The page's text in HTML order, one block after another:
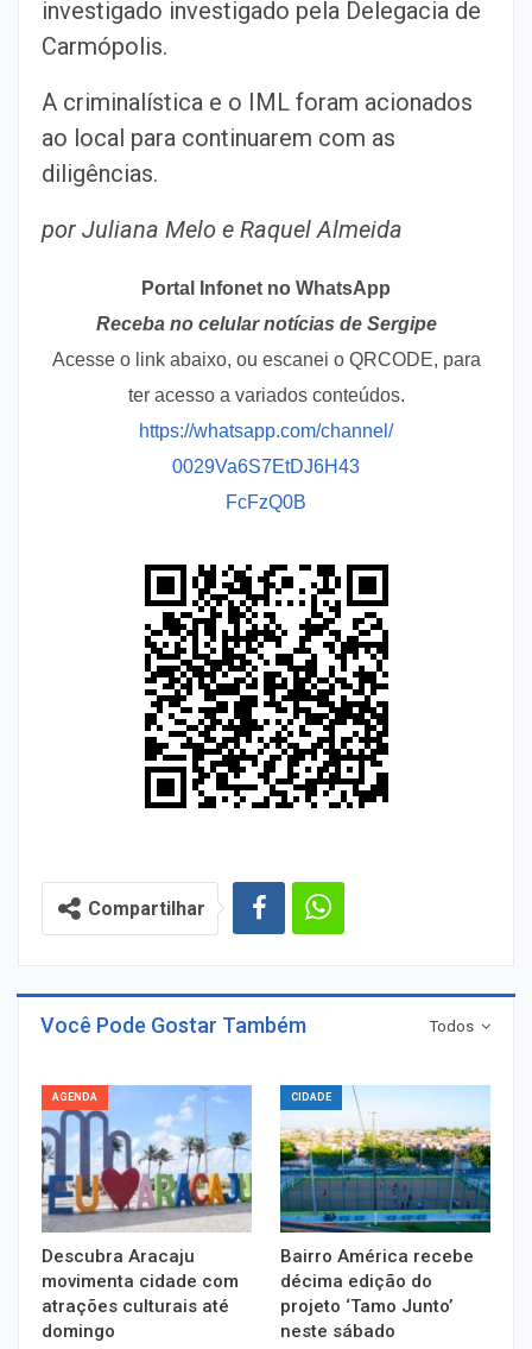
investigado investigado pela Delegacia de
Carmópolis.
A criminalística e o IML foram acionados
ao local para continuarem com as
diligências.
por Juliana Melo e Raquel Almeida
Portal Infonet no WhatsApp
Receba no celular notícias de Sergipe
Acesse o link abaixo, ou escanei o QRCODE, para
ter acesso a variados conteúdos.
https://whatsapp.com/channel/
0029Va6S7EtDJ6H43
FcFzQ0B
Compartilhar
Todos
Você Pode Gostar Também
AGENDA
Descubra Aracaju
movimenta cidade com
atrações culturais até
domingo
CIDADE
Bairro América recebe
décima edição do
projeto ‘Tamo Junto’
neste sábado